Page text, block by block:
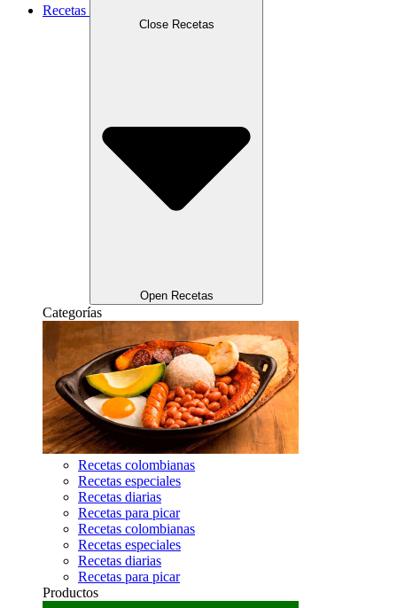
Recetas
Close Recetas
Open Recetas
Categorías
Recetas colombianas
Recetas especiales
Recetas diarias
Recetas para picar
Recetas colombianas
Recetas especiales
Recetas diarias
Recetas para picar
Productos